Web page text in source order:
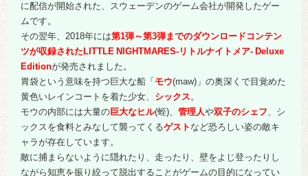
に配信が開始された、スウェーデンのゲーム会社が開発したゲー
ムです。
その翌年、2018年には第1弾～第3弾までのダウンロードコンテン
ツが収録されたLITTLE NIGHTMARES-リトルナイトメア- Deluxe
Editionが発売されました。
胃袋という意味を持つ巨大な船「 モウ(maw)」の奥深くで目覚めた
黄色いレインコートを着た少女、
シックス 。
モウの内部には大量の巨大なヒル(蛭)、 管理人や双子のシェフ 、シ
ックスを食料とみなして襲ってくるゲスト など恐ろしい姿の敵キ
ャラが存在しています。
敵に捕まらないように隠れたり、走ったり、壁をよじ登ったりし
ながら知恵を振り絞って脱出することがゲームの目的になってい